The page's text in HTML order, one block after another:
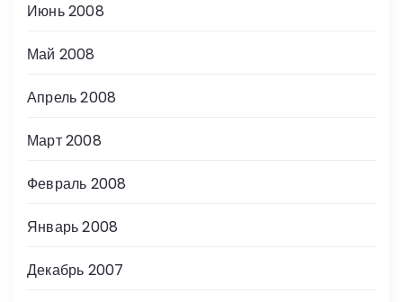
Июнь 2008
Май 2008
Апрель 2008
Март 2008
Февраль 2008
Январь 2008
Декабрь 2007